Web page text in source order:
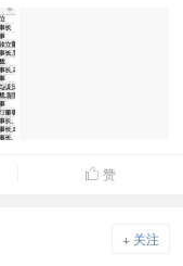
 赞
+ 关注